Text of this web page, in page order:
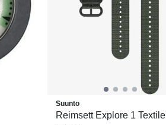
Suunto
Reimsett Explore 1 Textile